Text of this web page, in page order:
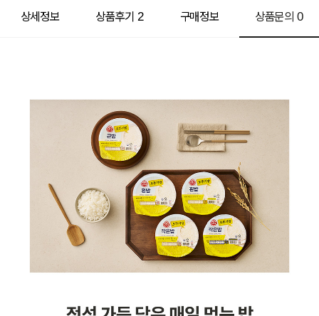
상세정보 상품후기2 구매정보 상품문의0